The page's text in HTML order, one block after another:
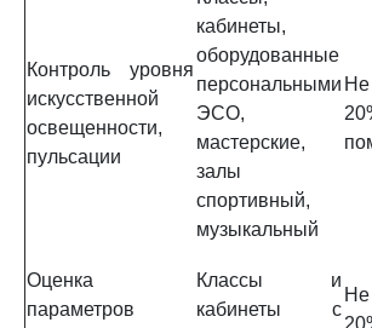
Контроль уровня
искусственной
освещенности,
пульсации
кабинеты,
оборудованные
персональными
ЭСО,
мастерские,
залы
спортивный,
музыкальный
Оценка
параметров
Классы и
кабинеты с